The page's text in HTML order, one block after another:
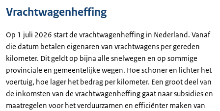
Vrachtwagenheffing
Op 1 juli 2026 start de vrachtwagenheffing in Nederland. Vanaf
die datum betalen eigenaren van vrachtwagens per gereden
kilometer. Dit geldt op bijna alle snelwegen en op sommige
provinciale en gemeentelijke wegen. Hoe schoner en lichter het
voertuig, hoe lager het bedrag per kilometer. Een groot deel van
de inkomsten van de vrachtwagenheffing gaat naar subsidies en
maatregelen voor het verduurzamen en efficiënter maken van